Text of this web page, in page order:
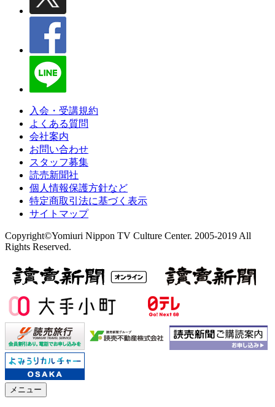
入会・受講規約
よくある質問
会社案内
お問い合わせ
スタッフ募集
読売新聞社
個人情報保護方針など
特定商取引法に基づく表示
サイトマップ
Copyright©Yomiuri Nippon TV Culture Center. 2005-2019 All
Rights Reserved.
メニュー